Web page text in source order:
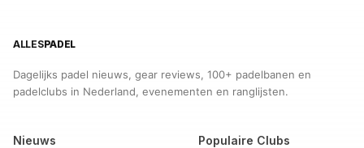
ALLESPADEL
Dagelijks padel nieuws, gear reviews, 100+ padelbanen en
padelclubs in Nederland, evenementen en ranglijsten.
Nieuws Populaire Clubs